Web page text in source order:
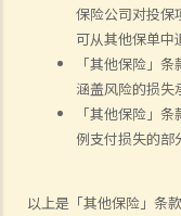
保险公司对投保
可从其他保单中
「其他保险」
涵盖风险的损失
「其他保险」
例支付损失的部
以上是「其他保险」条